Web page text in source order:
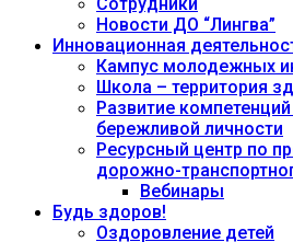
Новости ДО “Лингва”
Инновационная
Кампус молодежных
Школа – территория
Развитие
бережливой личности
Ресурсный центр по
дорожно-
Вебинары
Будь здоров!
Оздоровление детей